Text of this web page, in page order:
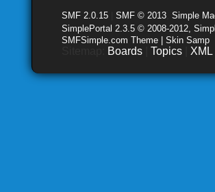
SMF 2.0.15 |SMF © 2013 ,Simple
SimplePortal 2.3.5 © 2008-2012,
SMFSimple.com Theme | Skin Samp
Boards |Topics XML